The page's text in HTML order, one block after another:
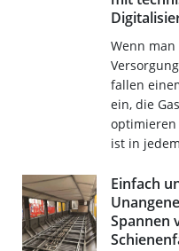
Wenn
fallen
ein, die
optimieren
ist in
Einfach
Spannen